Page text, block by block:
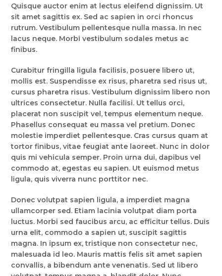
Quisque auctor enim at lectus eleifend dignissim. Ut
sit amet sagittis ex. Sed ac sapien in orci rhoncus
rutrum. Vestibulum pellentesque nulla massa. In nec
lacus neque. Morbi vestibulum sodales metus ac
finibus.
Curabitur fringilla ligula facilisis, posuere libero ut,
mollis est. Suspendisse ex risus, pharetra sed risus ut,
cursus pharetra risus. Vestibulum dignissim libero non
ultrices consectetur. Nulla facilisi. Ut tellus orci,
placerat non suscipit vel, tempus elementum neque.
Phasellus consequat eu massa vel pretium. Donec
molestie imperdiet pellentesque. Cras cursus quam at
tortor finibus, vitae feugiat ante laoreet. Nunc in dolor
quis mi vehicula semper. Proin urna dui, dapibus vel
commodo at, egestas eu sapien. Ut euismod metus
ligula, quis viverra nunc porttitor nec.
Donec volutpat sapien ligula, a imperdiet magna
ullamcorper sed. Etiam lacinia volutpat diam porta
luctus. Morbi sed faucibus arcu, ac efficitur tellus. Duis
urna elit, commodo a sapien ut, suscipit sagittis
magna. In ipsum ex, tristique non consectetur nec,
malesuada id leo. Mauris mattis felis sit amet sapien
convallis, a bibendum ante venenatis. Sed ut libero